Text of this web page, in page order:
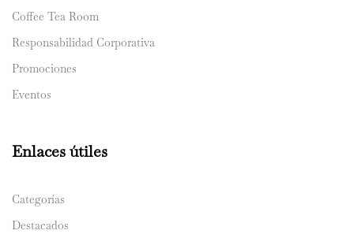
Coffee Tea Room
Responsabilidad Corporativa
Promociones
Eventos
Enlaces útiles
Categorías
Destacados